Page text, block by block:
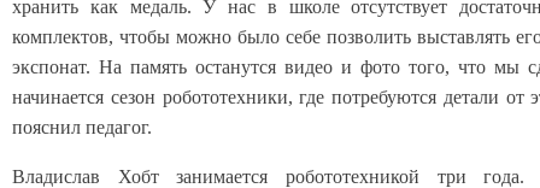
хранить как медаль. У нас в школе отсутствует
комплектов, чтобы можно было себе позволить выставлять
экспонат. На память останутся видео и фото того, что мы
начинается сезон робототехники, где потребуются детали от
пояснил педагог.
Владислав Хобт занимается робототехникой три